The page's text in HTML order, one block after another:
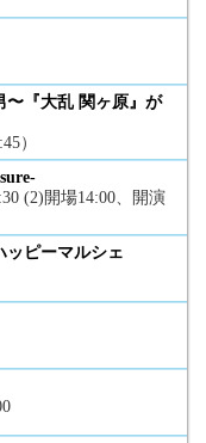
〜『大乱 関ヶ原』が
）
(2)開場14:00、開演
ッピーマルシェ